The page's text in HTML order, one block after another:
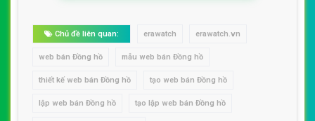
Chủ đề liên quan: erawatch erawatch.vn
web bán Đồng hồ mẫu web bán Đồng hồ
thiết kế web bán Đồng hồ tạo web bán Đồng hồ
lập web bán Đồng hồ tạo lập web bán Đồng hồ